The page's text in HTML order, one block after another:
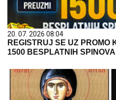
20. 07. 2026 08:04
REGISTRUJ SE UZ PROMO
1500 BESPLATNIH SPINOVA